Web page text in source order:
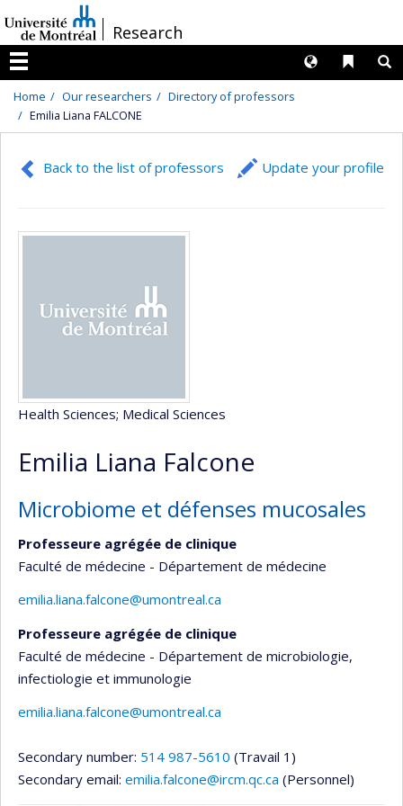
au
contenu
/Research
Menu
Liens
Langues
Home Our researchers
Directory of professors
Emilia Liana FALCONE
Back to the list of professors Update your profile
Health Sciences; Medical Sciences
Emilia Liana Falcone
Microbiome et défenses mucosales
Professeure agrégée de clinique
Faculté de médecine - Département de médecine
emilia.liana.falcone@umontreal.ca
Professeure agrégée de clinique
Faculté de médecine - Département de microbiologie,
infectiologie et immunologie
emilia.liana.falcone@umontreal.ca
Secondary number: 514 987-5610 (Travail 1)
Secondary email: emilia.falcone@ircm.qc.ca (Personnel)